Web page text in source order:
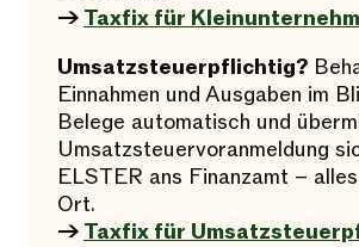
→ Taxfix für
Umsatzsteuerpflichtig?
Einnahmen und Ausgaben im
Belege automatisch und
Umsatzsteuervoranmeldung
ELSTER ans Finanzamt –
Ort.
→ Taxfix für